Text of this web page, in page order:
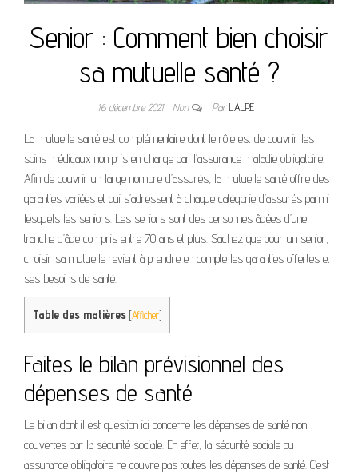
Senior : Comment bien choisir
sa mutuelle santé ?
16 décembre 2021 Non ParLAURE
La mutuelle santé est complémentaire dont le rôle est de couvrir les
soins médicaux non pris en charge par l’assurance maladie obligatoire.
Afin de couvrir un large nombre d’assurés, la mutuelle santé offre des
garanties variées et qui s’adressent à chaque catégorie d’assurés parmi
lesquels les seniors. Les seniors sont des personnes âgées d’une
tranche d’âge compris entre 70 ans et plus. Sachez que pour un senior,
choisir sa mutuelle revient à prendre en compte les garanties offertes et
ses besoins de santé.
Table des matières [Afficher]
Faites le bilan prévisionnel des
dépenses de santé
Le bilan dont il est question ici concerne les dépenses de santé non
couvertes par la sécurité sociale. En effet, la sécurité sociale ou
assurance obligatoire ne couvre pas toutes les dépenses de santé. C’est-